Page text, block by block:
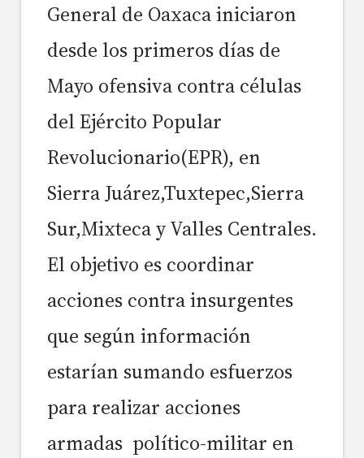
General de Oaxaca iniciaron
desde los primeros días de
Mayo ofensiva contra células
del Ejército Popular
Revolucionario(EPR), en
Sierra Juárez,Tuxtepec,Sierra
Sur,Mixteca y Valles Centrales.
El objetivo es coordinar
acciones contra insurgentes
que según información
estarían sumando esfuerzos
para realizar acciones
armadas político-militar en